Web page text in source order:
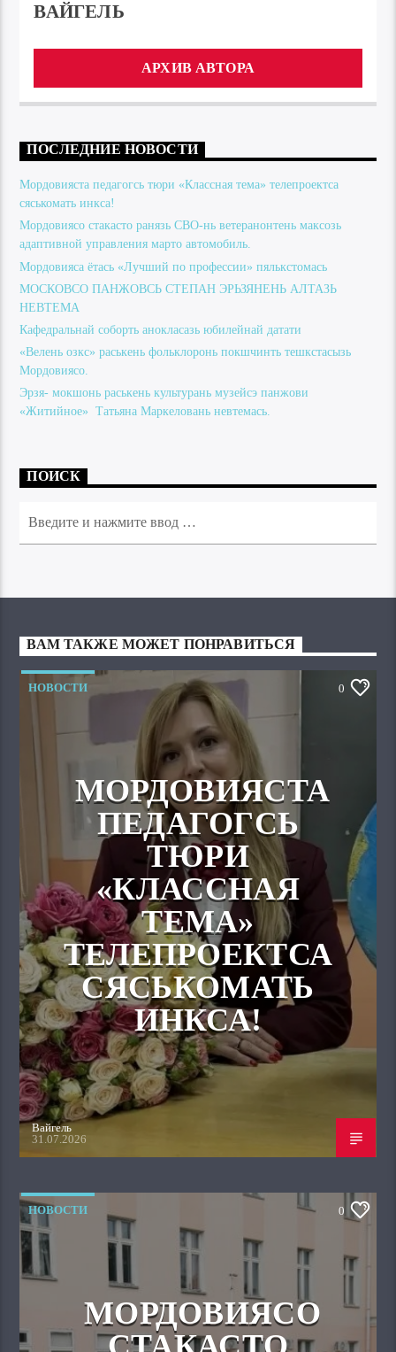
ВАЙГЕЛЬ
АРХИВ АВТОРА
ПОСЛЕДНИЕ НОВОСТИ
Мордовияста педагогсь тюри «Классная тема» телепроектса
сяськомать инкса!
Мордовиясо стакасто ранязь СВО-нь ветеранонтень максозь
адаптивной управления марто автомобиль.
Мордовияса ётась «Лучший по профессии» пялькстомась
МОСКОВСО ПАНЖОВСЬ СТЕПАН ЭРЬЗЯНЕНЬ АЛТАЗЬ
НЕВТЕМА
Кафедральнай соборть анокласазь юбилейнай датати
«Велень озкс» раськень фольклоронь покшчинть тешкстасызь
Мордовиясо.
Эрзя- мокшонь раськень культурань музейсэ панжови
«Житийное» Татьяна Маркеловань невтемась.
ПОИСК
ВАМ ТАКЖЕ МОЖЕТ ПОНРАВИТЬСЯ
НОВОСТИ 0
МОРДОВИЯСТА
ПЕДАГОГСЬ
ТЮРИ
«КЛАССНАЯ
ТЕМА»
ТЕЛЕПРОЕКТСА
СЯСЬКОМАТЬ
ИНКСА!
Вайгель
31.07.2026
НОВОСТИ 0
МОРДОВИЯСО